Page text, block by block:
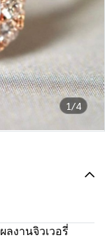
1/4
ผลงานจิวเวอรี่